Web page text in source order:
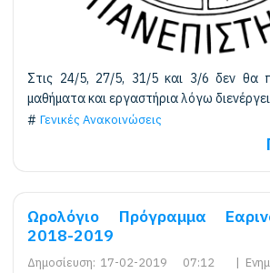
Στις 24/5, 27/5, 31/5 και 3/6 δεν θα
μαθήματα και εργαστήρια λόγω
Γενικές Ανακοινώσεις
Ωρολόγιο Πρόγραμμα
2018-2019
Δημοσίευση: 17-02-2019 07:12 |